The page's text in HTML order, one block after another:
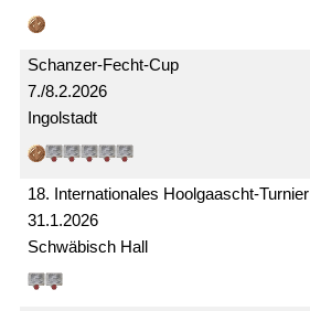
7./8.2.2026
Schanzer-Fecht-Cup
Ingolstadt
31.1.2026
18. Internationales Hoolgaascht-Turnier
Schwäbisch Hall